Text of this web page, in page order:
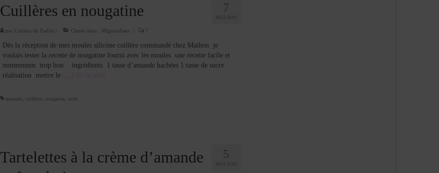
7
MAI 2010
Cuillères en nougatine
par Cuisine de Fadila Classé dans : Mignardises 7
Dès la réception de mes moules silicone cuillère commandé chez Mathon je
voulais tester la recette de nougatine fourni avec les moules une recette facile et
mmmmmm trop bon ingrédients 1 tasse d’amande hachées 1 tasse de sucre
réalisation mettre le …
amandes cuillères nougatine, sucre
5
MAI 2010
Tartelettes à la crème d’amande